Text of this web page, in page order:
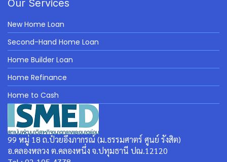
Our Services
New Home Loan
Second-Hand Home Loan
Home Builder Loan
Home Refinance
Home to Cash
99 หมู่ 18 ถ.ป๋วยอึ๊งภากรณ์ (ม.ธรรมศาตร์ ศูนย์ รังสิต)
อ.คลองหลวง ต.คลองหนึ่ง จ.ปทุมธานี ปณ.12120